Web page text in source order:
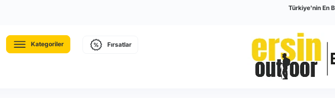
Türkiye'nin En
Kategoriler Fırsatlar